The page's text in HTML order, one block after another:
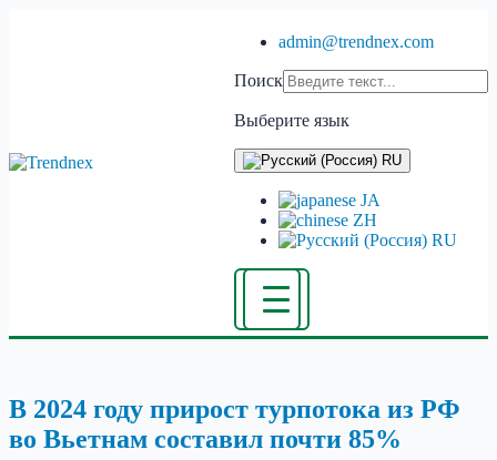
admin@trendnex.com
Поиск
Выберите язык
RU
JA
ZH
RU
В 2024 году прирост турпотока из РФ
во Вьетнам составил почти 85%